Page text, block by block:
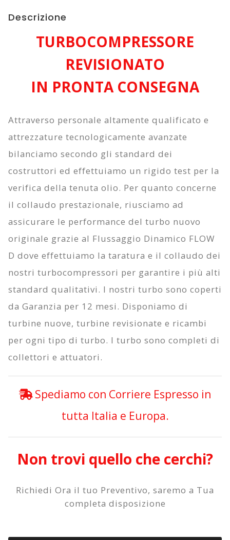
Descrizione
TURBOCOMPRESSORE
REVISIONATO
IN PRONTA CONSEGNA
Attraverso personale altamente qualificato e
attrezzature tecnologicamente avanzate
bilanciamo secondo gli standard dei
costruttori ed effettuiamo un rigido test per la
verifica della tenuta olio. Per quanto concerne
il collaudo prestazionale, riusciamo ad
assicurare le performance del turbo nuovo
originale grazie al Flussaggio Dinamico FLOW
D dove effettuiamo la taratura e il collaudo dei
nostri turbocompressori per garantire i più alti
standard qualitativi. I nostri turbo sono coperti
da Garanzia per 12 mesi. Disponiamo di
turbine nuove, turbine revisionate e ricambi
per ogni tipo di turbo. I turbo sono completi di
collettori e attuatori.
Spediamo con Corriere Espresso in
tutta Italia e Europa.
Non trovi quello che cerchi?
Richiedi Ora il tuo Preventivo, saremo a Tua
completa disposizione